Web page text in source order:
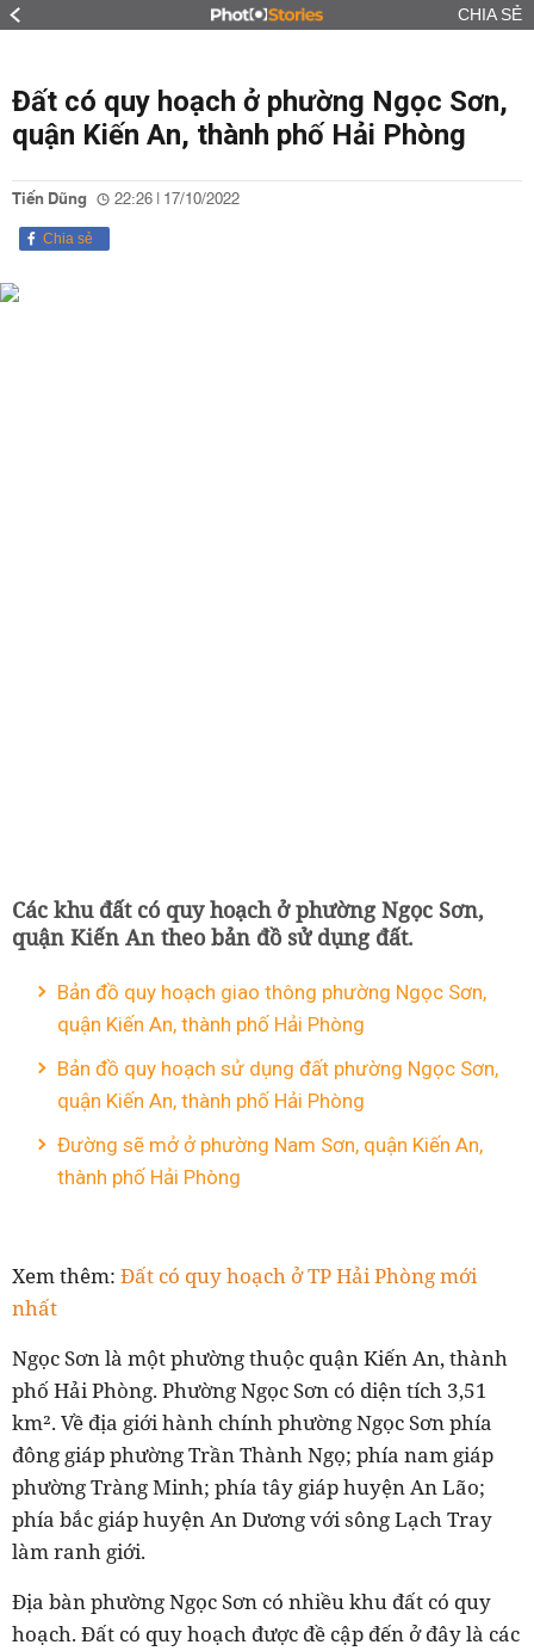
CHIA SẺ
Đất có quy hoạch ở phường Ngọc Sơn,
quận Kiến An, thành phố Hải Phòng
Tiến Dũng 22:26 | 17/10/2022
Chia sẻ
Các khu đất có quy hoạch ở phường Ngọc Sơn,
quận Kiến An theo bản đồ sử dụng đất.
Bản đồ quy hoạch giao thông phường Ngọc Sơn,
quận Kiến An, thành phố Hải Phòng
Bản đồ quy hoạch sử dụng đất phường Ngọc Sơn,
quận Kiến An, thành phố Hải Phòng
Đường sẽ mở ở phường Nam Sơn, quận Kiến An,
thành phố Hải Phòng
Xem thêm: Đất có quy hoạch ở TP Hải Phòng mới
nhất
Ngọc Sơn là một phường thuộc quận Kiến An, thành
phố Hải Phòng. Phường Ngọc Sơn có diện tích 3,51
km². Về địa giới hành chính phường Ngọc Sơn phía
đông giáp phường Trần Thành Ngọ; phía nam giáp
phường Tràng Minh; phía tây giáp huyện An Lão;
phía bắc giáp huyện An Dương với sông Lạch Tray
làm ranh giới.
Địa bàn phường Ngọc Sơn có nhiều khu đất có quy
hoạch. Đất có quy hoạch được đề cập đến ở đây là các